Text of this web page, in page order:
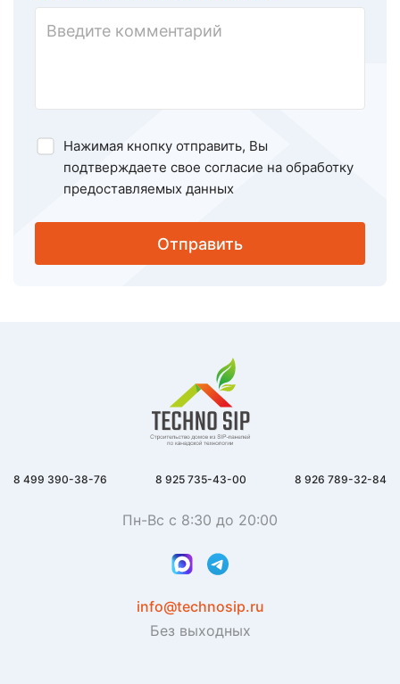
Нажимая кнопку отправить, Вы
подтверждаете свое согласие на обработку
предоставляемых данных
Отправить
8 499 390-38-76 8 925 735-43-00 8 926 789-32-84
Пн-Вс с 8:30 до 20:00
info@technosip.ru
Без выходных